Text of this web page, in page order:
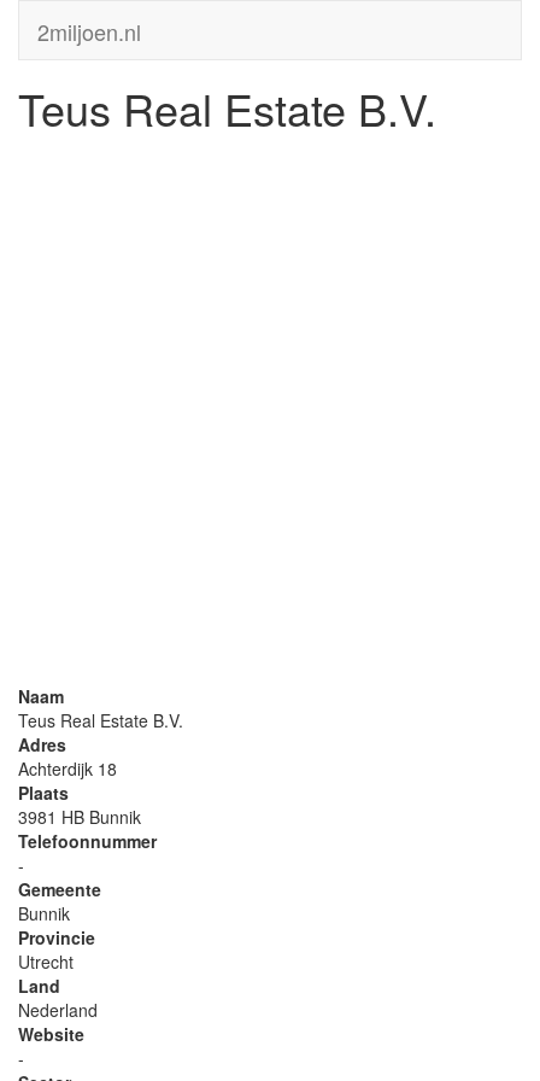
2miljoen.nl
Teus Real Estate B.V.
Naam
Teus Real Estate B.V.
Adres
Achterdijk 18
Plaats
3981 HB Bunnik
Telefoonnummer
-
Gemeente
Bunnik
Provincie
Utrecht
Land
Nederland
Website
-